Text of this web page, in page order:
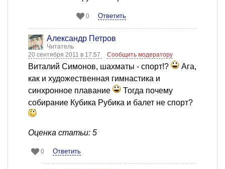
0 Ответить
Александр Петров
Читатель
20 сентября 2011 в 17:57
Сообщить модератору
Виталий Симонов, шахматы - спорт!?
Ага,
как и художественная гимнастика и
синхронное плавание
Тогда почему
собирание Кубика Рубика и балет не спорт?
Оценка статьи: 5
0 Ответить